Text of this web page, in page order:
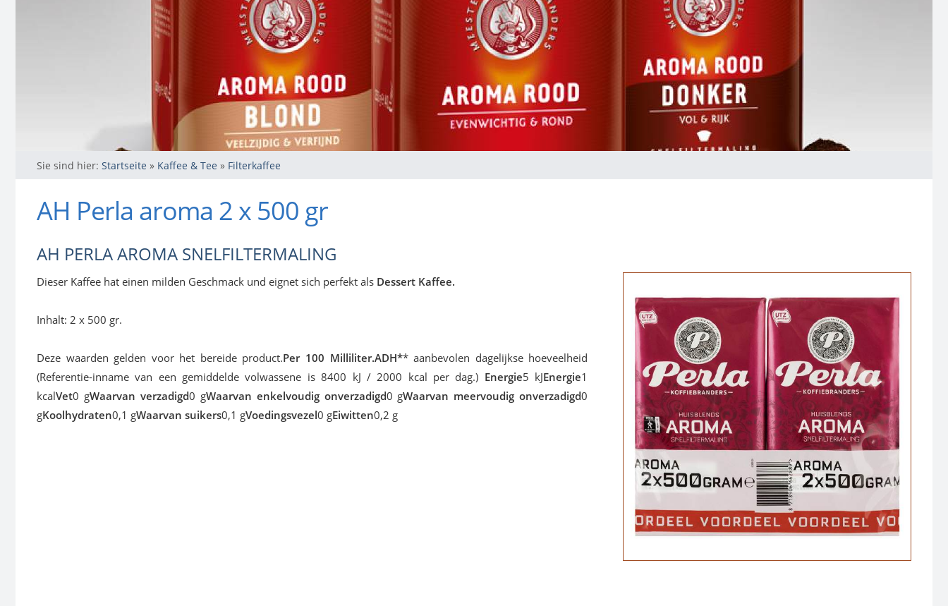
Sie sind hier: Startseite » Kaffee & Tee » Filterkaffee
AH Perla aroma 2 x 500 gr
AH PERLA AROMA SNELFILTERMALING
Dieser Kaffee hat einen milden Geschmack und eignet sich perfekt als Dessert Kaffee.
Inhalt: 2 x 500 gr.
Deze waarden gelden voor het bereide product.Per 100 Milliliter.ADH** aanbevolen dagelijkse hoeveelheid
(Referentie-inname van een gemiddelde volwassene is 8400 kJ / 2000 kcal per dag.) Energie5 kJEnergie1
kcalVet0 gWaarvan verzadigd0 gWaarvan enkelvoudig onverzadigd0 gWaarvan meervoudig onverzadigd0
gKoolhydraten0,1 gWaarvan suikers0,1 gVoedingsvezel0 gEiwitten0,2 g